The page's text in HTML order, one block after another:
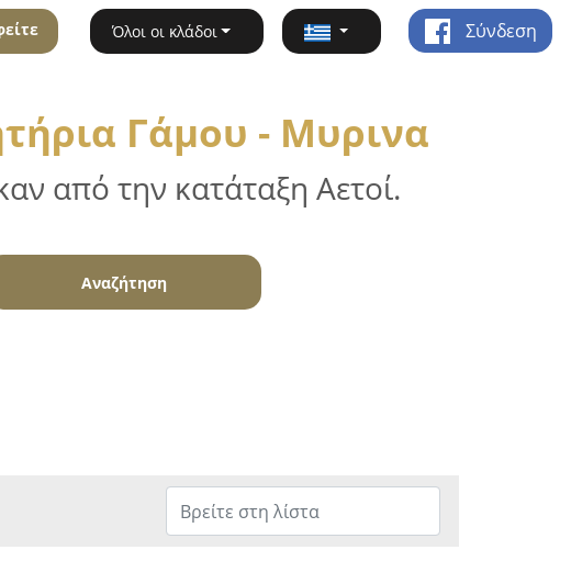
Όλοι οι κλάδοι Σύνδεση
Γάμου - Μυρινα
από την κατάταξη Αετοί.
Αναζήτηση